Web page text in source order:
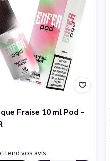
Fraise 10 ml Pod -
vos avis